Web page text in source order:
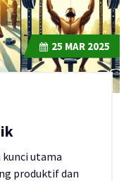
25 MAR 2025
kunci utama
produktif dan